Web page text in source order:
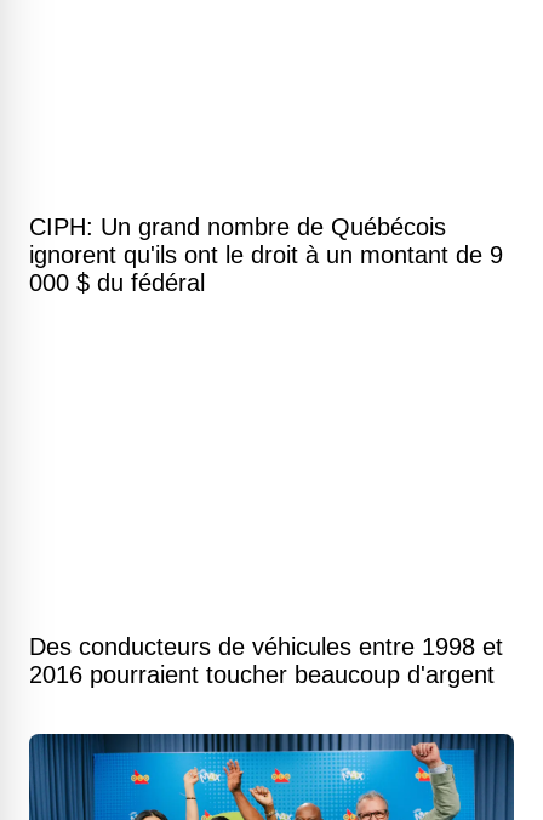
CIPH: Un grand nombre de Québécois
ignorent qu'ils ont le droit à un montant de 9
000 $ du fédéral
Des conducteurs de véhicules entre 1998 et
2016 pourraient toucher beaucoup d'argent